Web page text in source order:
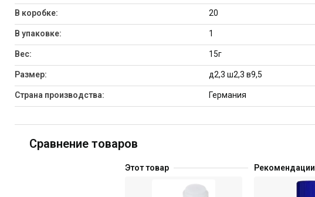
В коробке: 20
В упаковке: 1
Вес: 15г
Размер: д2,3 ш2,3 в9,5
Страна производства: Германия
Сравнение товаров
Этот товар Рекомендации